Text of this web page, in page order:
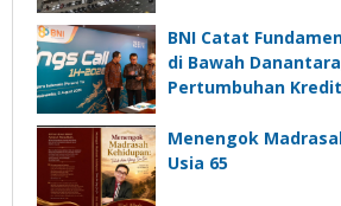
BNI Catat
di Bawah Danantara,
Pertumbuhan
Menengok
Usia 65